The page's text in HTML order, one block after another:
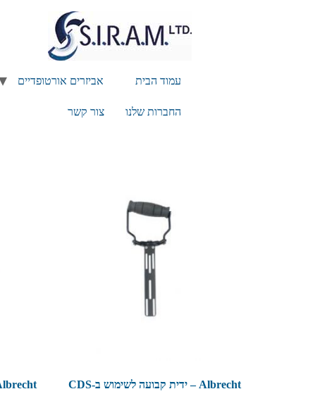
עמוד הבית אביזרים אורטופדיים
החברות שלנו צור קשר
Albrecht – ידית קבועה לשימוש ב-CDS